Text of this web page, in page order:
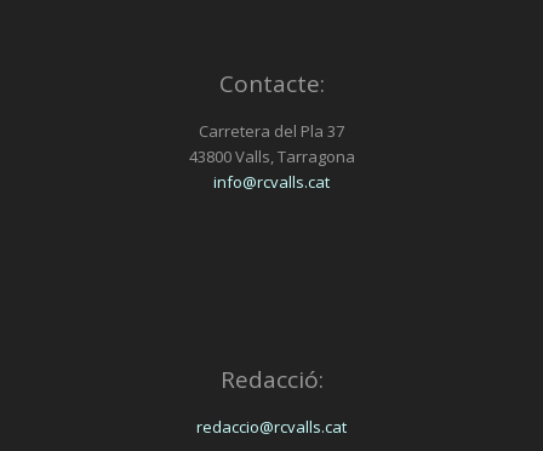
Contacte:
Carretera del Pla 37
43800 Valls, Tarragona
info@rcvalls.cat
Redacció:
redaccio@rcvalls.cat